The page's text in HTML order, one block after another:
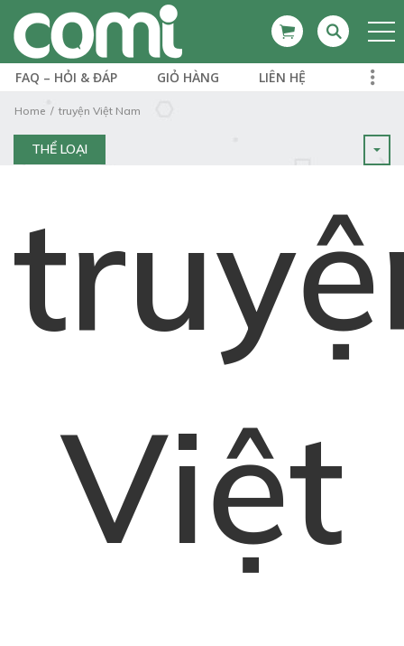
FAQ – HỎI & ĐÁP GIỎ HÀNG LIÊN HỆ
Home truyện Việt Nam
THỂ LOẠI
Việt